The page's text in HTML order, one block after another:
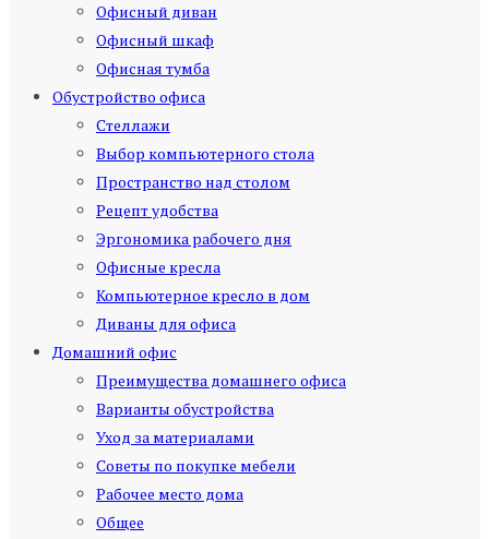
Офисный диван
Офисный шкаф
Офисная тумба
Обустройство офиса
Стеллажи
Выбор компьютерного стола
Пространство над столом
Рецепт удобства
Эргономика рабочего дня
Офисные кресла
Компьютерное кресло в дом
Диваны для офиса
Домашний офис
Преимущества домашнего офиса
Варианты обустройства
Уход за материалами
Советы по покупке мебели
Рабочее место дома
Общее